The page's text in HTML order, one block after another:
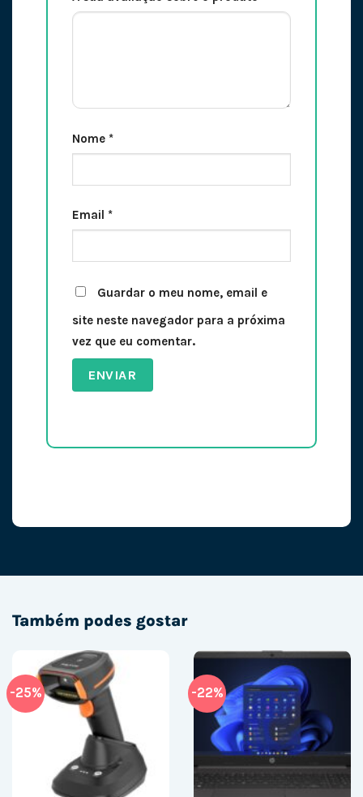
Nome *
Email *
Guardar o meu nome, email e
site neste navegador para a próxima
vez que eu comentar.
Também podes gostar
-25% -22%